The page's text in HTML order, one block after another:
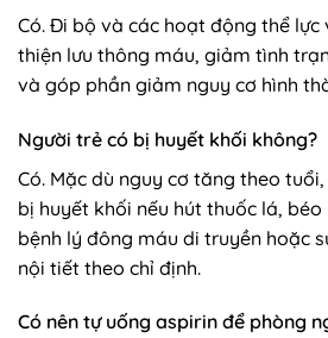
Có. Đi bộ và các hoạt động thể lực
thiện lưu thông máu, giảm tình
và góp phần giảm nguy cơ hình
Người trẻ có bị huyết khối không?
Có. Mặc dù nguy cơ tăng theo
bị huyết khối nếu hút thuốc lá,
bệnh lý đông máu di truyền hoặc
nội tiết theo chỉ định.
Có nên tự uống aspirin để phòng